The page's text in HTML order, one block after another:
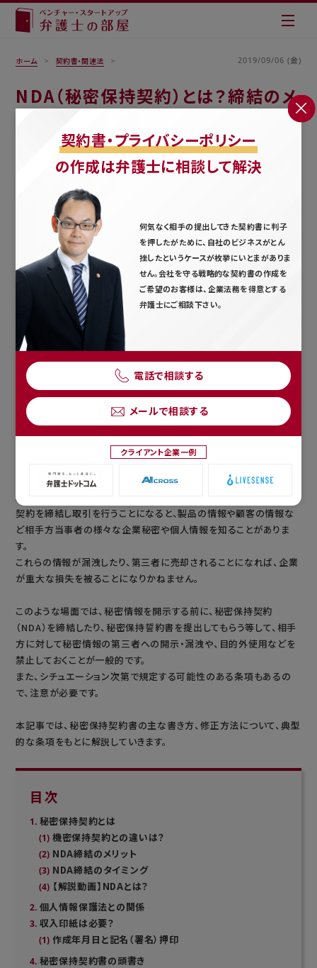
ホーム 契約書・関連法 2019/09/06 (金)
NDA（秘密保持契約）とは？締結のメ
リットと機密保持契約との違い【ひな
形も】
り、取引先からNDAが送られてきました。
A
契約を締結し取引を行うことになると、製品の情報や顧客の情報な
ど相手方当事者の様々な企業秘密や個人情報を知ることがありま
す。
これらの情報が漏洩したり、第三者に売却されることになれば、企業
が重大な損失を被ることになりかねません。
このような場面では、秘密情報を開示する前に、秘密保持契約
（NDA）を締結したり、秘密保持誓約書を提出してもらう等して、相手
方に対して秘密情報の第三者への開示・漏洩や、目的外使用などを
禁止しておくことが一般的です。
また、シチュエーション次第で規定する可能性のある条項もあるの
で、注意が必要です。
本記事では、秘密保持契約書の主な書き方、修正方法について、典型
的な条項をもとに解説していきます。
目次
秘密保持契約とは
機密保持契約との違いは？
NDA締結のメリット
NDA締結のタイミング
【解説動画】NDAとは？
個人情報保護法との関係
収入印紙は必要？
作成年月日と記名（署名）押印
秘密保持契約書の頭書き
契約書・プライバシーポリシー
の作成は弁護士に相談して解決
何気なく相手の提出してきた契約書に判子
を押したがために、自社のビジネスがとん
挫したというケースが枚挙にいとまがありま
せん。会社を守る戦略的な契約書の作成を
ご希望のお客様は、企業法務を得意とする
弁護士にご相談下さい。
電話で相談する
メールで相談する
クライアント企業一例